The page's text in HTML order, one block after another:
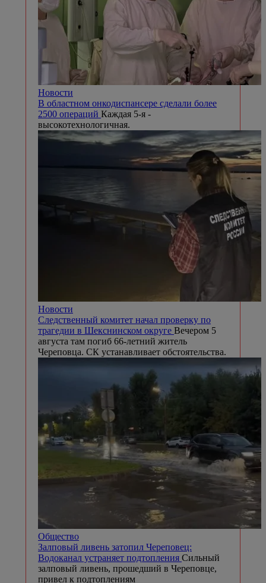
Новости
В областном онкодиспансере сделали более
2500 операций Каждая 5-я -
высокотехнологичная.
Новости
Следственный комитет начал проверку по
трагедии в Шекснинском округе Вечером 5
августа там погиб 66-летний житель
Череповца. СК устанавливает обстоятельства.
Общество
Залповый ливень затопил Череповец:
Водоканал устраняет подтопления Сильный
залповый ливень, прошедший в Череповце,
привел к подтоплениям